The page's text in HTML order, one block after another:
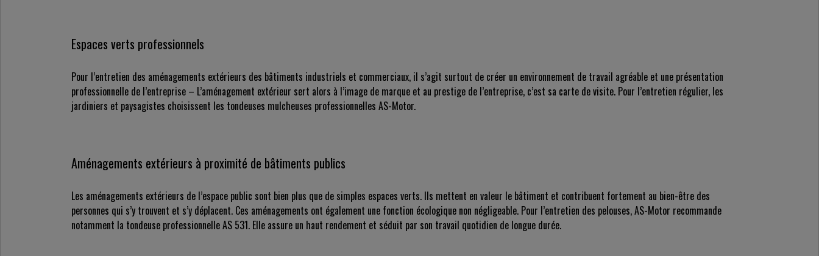
Espaces verts professionnels
Pour l’entretien des aménagements extérieurs des bâtiments industriels et commerciaux, il s’agit surtout de créer un environnement de travail agréable et une présentation
professionnelle de l’entreprise – L’aménagement extérieur sert alors à l’image de marque et au prestige de l’entreprise, c’est sa carte de visite. Pour l’entretien régulier, les
jardiniers et paysagistes choisissent les tondeuses mulcheuses professionnelles AS-Motor.
Aménagements extérieurs à proximité de bâtiments publics
Les aménagements extérieurs de l’espace public sont bien plus que de simples espaces verts. Ils mettent en valeur le bâtiment et contribuent fortement au bien-être des
personnes qui s’y trouvent et s’y déplacent. Ces aménagements ont également une fonction écologique non négligeable. Pour l’entretien des pelouses, AS-Motor recommande
notamment la tondeuse professionnelle AS 531. Elle assure un haut rendement et séduit par son travail quotidien de longue durée.